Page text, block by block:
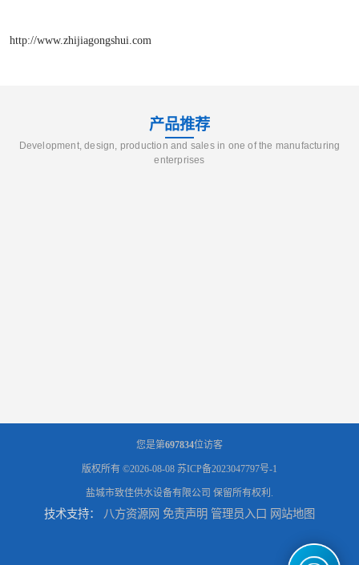
http://www.zhijiagongshui.com
产品推荐
Development, design, production and sales in one of the manufacturing
enterprises
您是第697834位访客
版权所有 ©2026-08-08 苏ICP备2023047797号-1
盐城市致佳供水设备有限公司 保留所有权利.
技术支持： 八方资源网 免责声明 管理员入口 网站地图